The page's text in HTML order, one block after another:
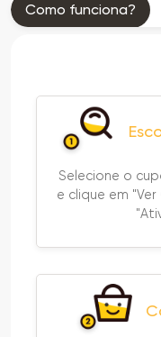
Como funciona?
Selecione o
e clique em